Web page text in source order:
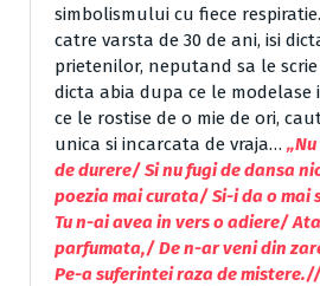
simbolismului cu fiece
catre varsta de 30 de ani, isi
prietenilor, neputand sa le
dicta abia dupa ce le
ce le rostise de o mie de ori,
unica si incarcata de vraja…
de durere/ Si nu fugi de dansa
poezia mai curata/ Si-i da o
Tu n-ai avea in vers o adiere/
parfumata,/ De n-ar veni din
Pe-a suferintei raza de